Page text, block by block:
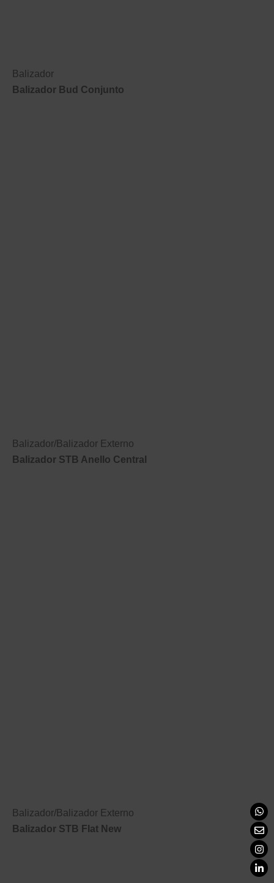
Balizador
Balizador Bud Conjunto
Balizador/Balizador Externo
Balizador STB Anello Central
Balizador/Balizador Externo
Balizador STB Flat New